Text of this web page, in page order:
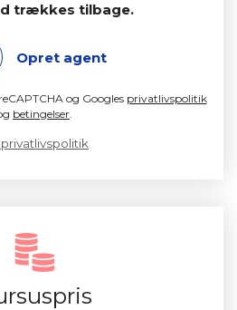
trækkes tilbage.
Opret agent
og Googles privatlivspolitik
betingelser.